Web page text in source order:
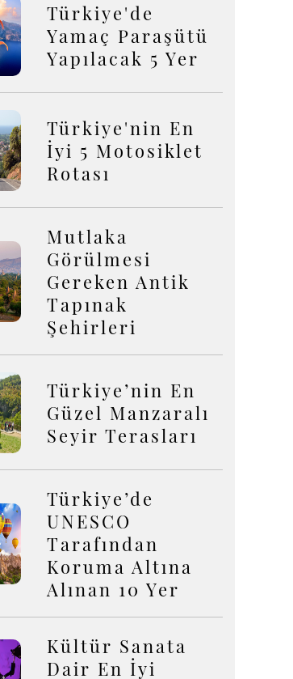
Türkiye'de
Yamaç Paraşütü
Yapılacak 5 Yer
Türkiye'nin En
İyi 5 Motosiklet
Rotası
Mutlaka
Görülmesi
Gereken Antik
Tapınak
Şehirleri
Türkiye’nin En
Güzel Manzaralı
Seyir Terasları
Türkiye’de
UNESCO
Tarafından
Koruma Altına
Alınan 10 Yer
Kültür Sanata
Dair En İyi